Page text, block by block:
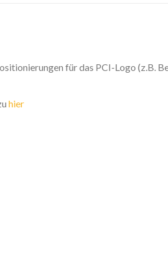
für das PCI-Logo (z.B.
hier